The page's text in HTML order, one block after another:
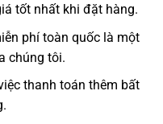
tốt nhất khi đặt hàng.
phí toàn quốc là một
chúng tôi.
thanh toán thêm bất